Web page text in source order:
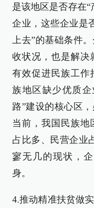
是该地区是否存在
企业，这些企业是
上去”的基础条件
收状况，也是解决
有效促进民族工作
族地区缺少优质
路”建设的核心区
当前，我国民族地
占比多、民营企业
寥无几的现状，
身。
4.推动精准扶贫做